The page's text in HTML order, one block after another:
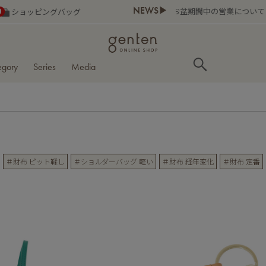
ショッピングバッグ NEWS▶
Series Media
＃財布 ピット鞣し ＃ショルダーバッグ 軽い ＃財布 経年変化 ＃財布 定番